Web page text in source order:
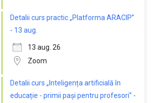
Detalii curs practic „Platforma ARACIP”
- 13 aug.
13 aug. 26
Zoom
Detalii curs „Inteligența artificială în
educație - primii pași pentru profesori” -